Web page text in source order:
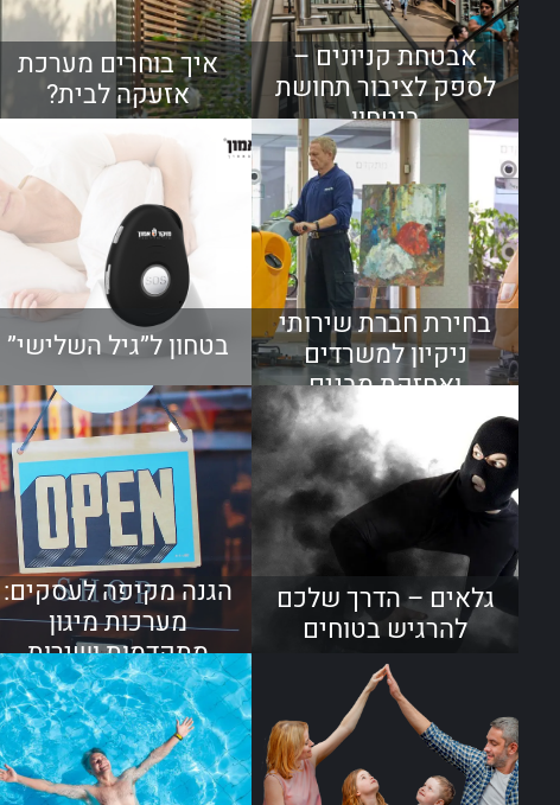
אבטחת קניונים –
לספק לציבור תחושת
ביטחון
איך בוחרים מערכת
אזעקה לבית?
בחירת חברת שירותי
ניקיון למשרדים
ואחזקת מבנים
בטחון ל”גיל השלישי”
גלאים – הדרך שלכם
להרגיש בטוחים
הגנה מקיפה לעסקים:
מערכות מיגון
מתקדמות ושירות
מוקד וסיור 24/7